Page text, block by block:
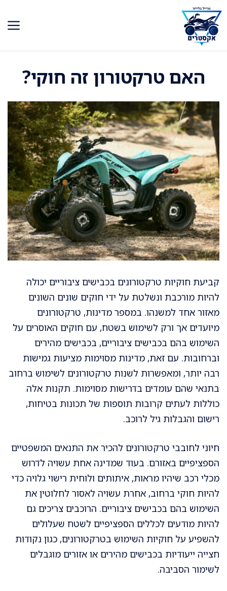
לדלג
לתוכן
האם טרקטורון זה חוקי?
קביעת חוקיות טרקטורונים בכבישים ציבוריים יכולה
להיות מורכבת ונשלטת על ידי חוקים שונים השונים
מאזור אחד למשנהו. במספר מדינות, טרקטורונים
מיועדים אך ורק לשימוש בשטח, עם חוקים האוסרים על
השימוש בהם בכבישים ציבוריים, בכבישים מהירים
וברחובות. עם זאת, מדינות מסוימות מציעות גמישות
רבה יותר, ומאפשרות לשנות טרקטורונים לשימוש ברחוב
בתנאי שהם עומדים בדרישות מסוימות. תקנות אלה
כוללות לעתים קרובות תוספות של תכונות בטיחות,
רישום והגבלות גיל לרוכב.
חיוני לחובבי טרקטורונים להכיר את התנאים המשפטיים
הספציפיים באזורם. בעוד שמדינה אחת עשויה לדרוש
מכלי רכב שיהיו מראות, איתותים ולוחית רישוי גלויה כדי
להיות חוקי ברחוב, אחרת עשויה לאסור לחלוטין את
השימוש בהם בכבישים ציבוריים. הרוכבים צריכים גם
להיות מודעים לכללים הספציפיים לשטח שעלולים
להשפיע על חוקיות השימוש בטרקטורונים, כגון נקודות
חצייה ייעודיות בכבישים מהירים או אזורים מוגבלים
לשימור הסביבה.